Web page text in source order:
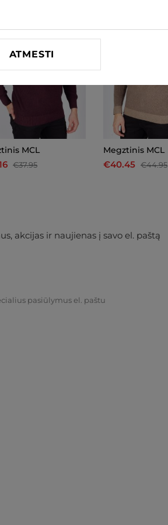
MCL
€37.95
Megztinis MCL
€40.45 €44.95
akcijas ir naujienas į savo el. paštą
pasiūlymus el. paštu
ATMESTI